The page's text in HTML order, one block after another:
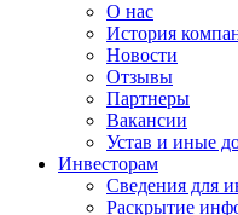
О нас
История
Новости
Отзывы
Партнеры
Вакансии
Устав и иные
Инвесторам
Сведения для
Раскрытие